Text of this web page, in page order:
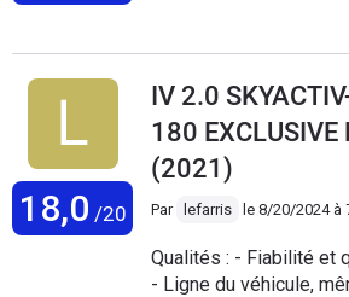
18,0 /20
IV 2.0
180
(2021)
Par lefarris le 8/20/2024 à
Qualités : - Fiabilité et qualité de fabrication
- Ligne du véhicule,